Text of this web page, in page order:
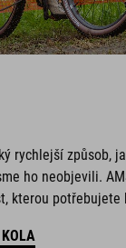
rychlejší způsob,
ho neobjevili.
kterou potřebujete